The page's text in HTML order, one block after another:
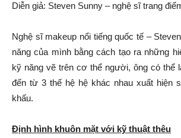
Diễn giả: Steven Sunny – nghệ sĩ trang
Nghệ sĩ makeup nổi tiếng quốc tế –
năng của mình bằng cách tạo ra những
kỹ năng vẽ trên cơ thể người, ông có thể
đến từ 3 thế hệ hệ khác nhau xuất hiện
khấu.
Định hình khuôn mặt với kỹ thuật thêu